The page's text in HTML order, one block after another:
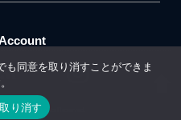
All Rights Reserved.
も同意を取り消すことができま
り消す